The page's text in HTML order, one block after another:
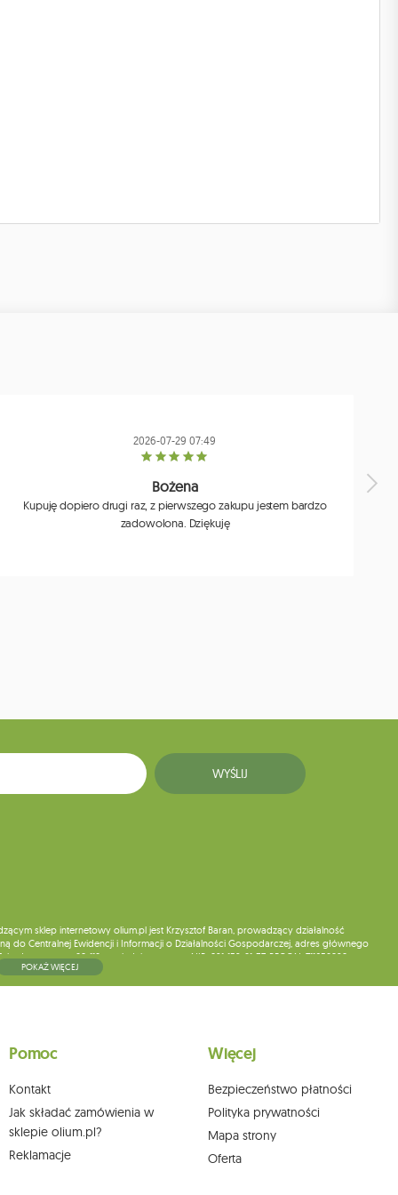
2026-07-29 07:49
Bożena
Kupuję dopiero drugi raz, z pierwszego zakupu jestem bardzo
zadowolona. Dziękuję
WYŚLIJ
sklep internetowy olium.pl jest Krzysztof Baran, prowadzący działalność
do Centralnej Ewidencji i Informacji o Działalności Gospodarczej, adres głównego
pocztowy: 08-110, posiadający numer NIP: 821-152-01-37, REGON: 711650928 .
do chwili rezygnacji z subskrypcji.
na adres siedziby.
POKAŻ WIĘCEJ
Pomoc
Kontakt
Jak składać zamówienia w
sklepie olium.pl?
Reklamacje
Więcej
Bezpieczeństwo płatności
Polityka prywatności
Mapa strony
Oferta